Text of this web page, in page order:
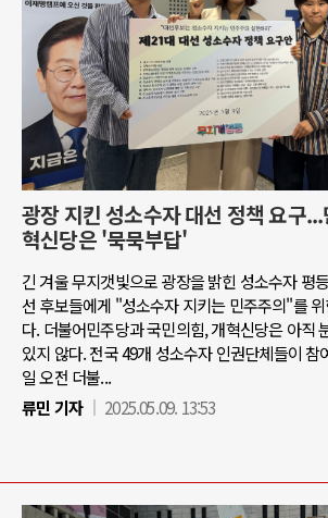
광장 지킨 성소수자 대선 정책 요구...
혁신당은 '묵묵부답'
긴 겨울 무지갯빛으로 광장을 밝힌 성소수자 평
선 후보들에게 "성소수자 지키는 민주주의"를
다. 더불어민주당과 국민의힘, 개혁신당은 아직
있지 않다. 전국 49개 성소수자 인권단체들이 참
일 오전 더불...
류민 기자
2025.05.09. 13:53